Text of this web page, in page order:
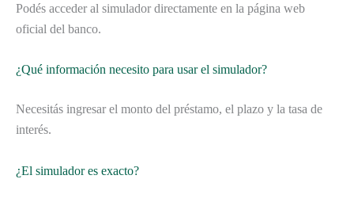
Podés acceder al simulador directamente en la página web
oficial del banco.
¿Qué información necesito para usar el simulador?
Necesitás ingresar el monto del préstamo, el plazo y la tasa de
interés.
¿El simulador es exacto?